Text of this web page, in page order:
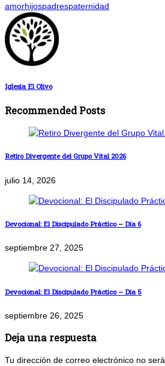
amorhijospadrespaternidad
Iglesia El Olivo
Recommended Posts
Retiro Divergente del Grupo Vital 2026
julio 14, 2026
Devocional: El Discipulado Práctico – Día 6
septiembre 27, 2025
Devocional: El Discipulado Práctico – Día 5
septiembre 26, 2025
Deja una respuesta
Tu dirección de correo electrónico no será